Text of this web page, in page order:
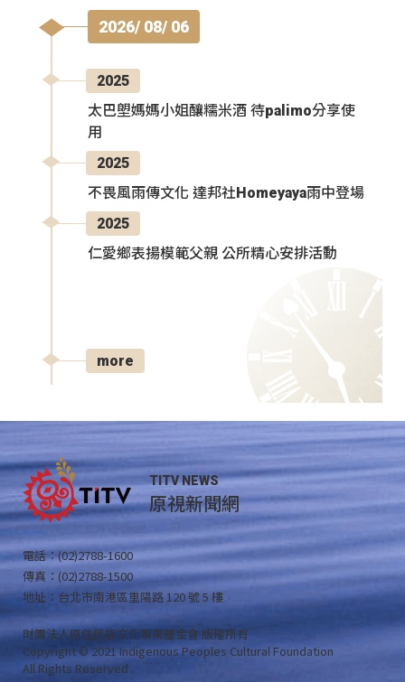
2026/ 08/ 06
2025
太巴塱媽媽小姐釀糯米酒 待palimo分享使
用
2025
不畏風雨傳文化 達邦社Homeyaya雨中登場
2025
仁愛鄉表揚模範父親 公所精心安排活動
more
TITV NEWS
原視新聞網
電話：(02)2788-1600
傳真：(02)2788-1500
地址：台北市南港區重陽路 120 號 5 樓
財團法人原住民族文化事業基金會 版權所有
Copyright © 2021 Indigenous Peoples Cultural Foundation
All Rights Reserved .